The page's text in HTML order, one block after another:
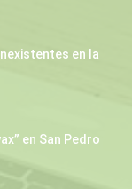
en la
en San Pedro